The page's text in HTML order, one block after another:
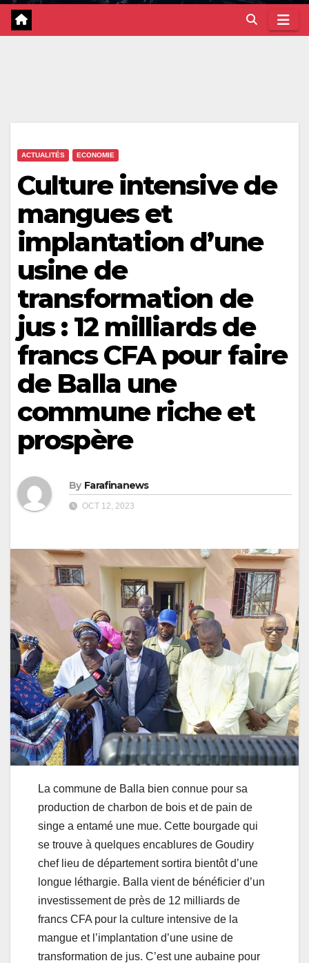
ACTUALITÉS ECONOMIE
Culture intensive de
mangues et
implantation d’une
usine de
transformation de
jus : 12 milliards de
francs CFA pour faire
de Balla une
commune riche et
prospère
By Farafinanews
OCT 12, 2023
La commune de Balla bien connue pour sa
production de charbon de bois et de pain de
singe a entamé une mue. Cette bourgade qui
se trouve à quelques encablures de Goudiry
chef lieu de département sortira bientôt d’une
longue léthargie. Balla vient de bénéficier d’un
investissement de près de 12 milliards de
francs CFA pour la culture intensive de la
mangue et l’implantation d’une usine de
transformation de jus. C’est une aubaine pour